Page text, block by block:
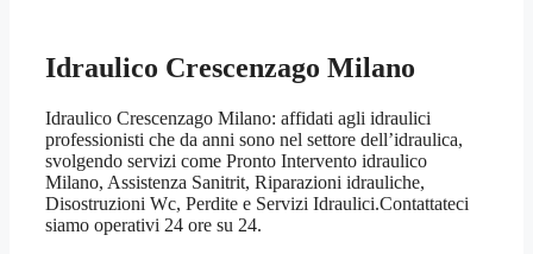
Idraulico Crescenzago Milano
Idraulico Crescenzago Milano: affidati agli idraulici
professionisti che da anni sono nel settore dell’idraulica,
svolgendo servizi come Pronto Intervento idraulico
Milano, Assistenza Sanitrit, Riparazioni idrauliche,
Disostruzioni Wc, Perdite e Servizi Idraulici.Contattateci
siamo operativi 24 ore su 24.